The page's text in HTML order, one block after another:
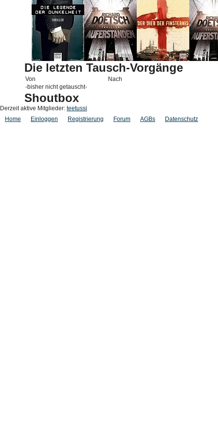
Die letzten Tausch-Vorgänge
Von
Nach
-bisher nicht getauscht-
Shoutbox
Derzeit aktive Mitglieder: teetussi
Home
Einloggen Registrierung Forum AGBs Datenschutz